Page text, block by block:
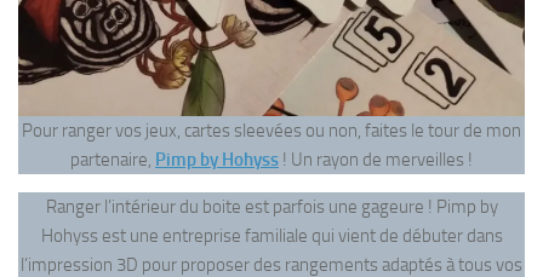
Pour ranger vos jeux, cartes sleevées ou non, faites le tour de mon
partenaire, Pimp by Hohyss ! Un rayon de merveilles !
Ranger l’intérieur du boite est parfois une gageure ! Pimp by
Hohyss est une entreprise familiale qui vient de débuter dans
l’impression 3D pour proposer des rangements adaptés à tous vos